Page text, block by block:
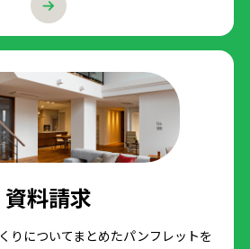
資料請求
りについてまとめたパンフレットを